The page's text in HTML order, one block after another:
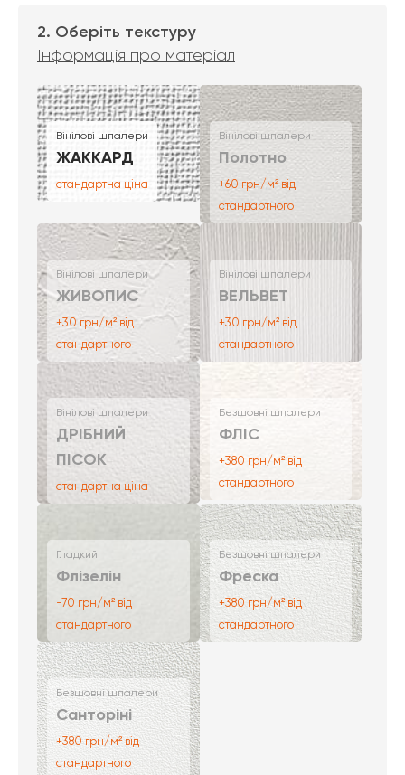
2. Оберіть текстуру
Інформація про матеріал
Вінілові шпалери
ЖАККАРД
стандартна ціна
Вінілові шпалери
Полотно
+60 грн/м² від
стандартного
Вінілові шпалери
ЖИВОПИС
+30 грн/м² від
стандартного
Вінілові шпалери
ВЕЛЬВЕТ
+30 грн/м² від
стандартного
Вінілові шпалери
ДРІБНИЙ
ПІСОК
стандартна ціна
Безшовні шпалери
ФЛІС
+380 грн/м² від
стандартного
Гладкий
Флізелін
-70 грн/м² від
стандартного
Безшовні шпалери
Фреска
+380 грн/м² від
стандартного
Безшовні шпалери
Санторіні
+380 грн/м² від
стандартного